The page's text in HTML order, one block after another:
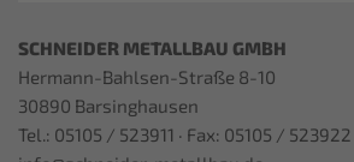
SCHNEIDER METALLBAU GMBH
Hermann-Bahlsen-Straße 8-10
30890 Barsinghausen
Tel.: 05105 / 523911 · Fax: 05105 / 523922